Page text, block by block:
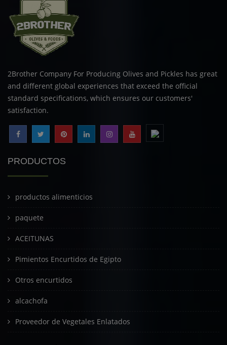
2Brother Company For Producing Olives and Pickles has great
and different global experiences that exceed the official
standard specifications, which ensures our customers'
satisfaction.
PRODUCTOS
productos alimenticios
paquete
ACEITUNAS
Pimientos Encurtidos de Egipto
Otros encurtidos
alcachofa
Proveedor de Vegetales Enlatados